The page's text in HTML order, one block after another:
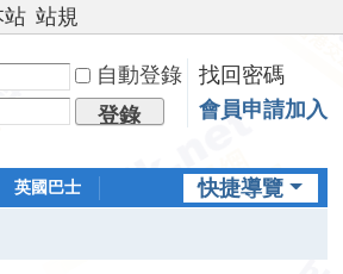
站 站規
自動登錄
找回密碼
登錄 會員申請加入
快捷導覽
英國巴士